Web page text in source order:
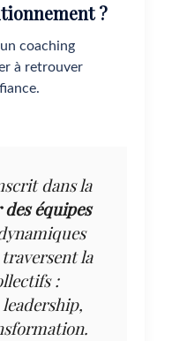
?
coaching
à retrouver
dans la
équipes
la
: